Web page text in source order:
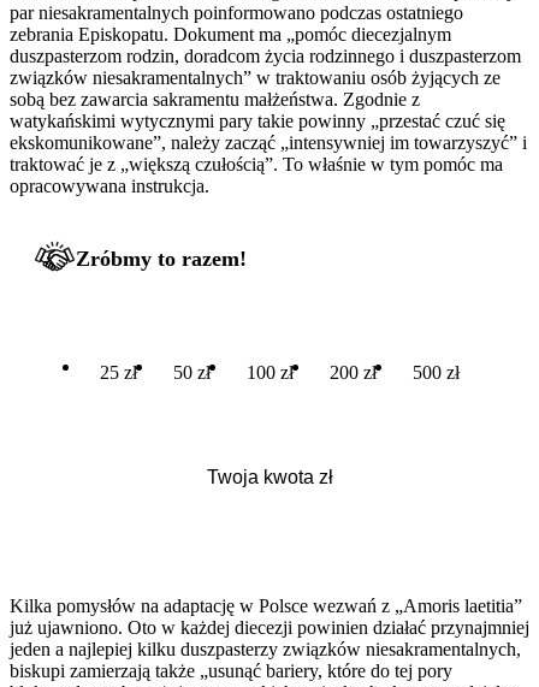
par niesakramentalnych poinformowano podczas ostatniego
zebrania Episkopatu. Dokument ma „pomóc diecezjalnym
duszpasterzom rodzin, doradcom życia rodzinnego i duszpasterzom
związków niesakramentalnych” w traktowaniu osób żyjących ze
sobą bez zawarcia sakramentu małżeństwa. Zgodnie z
watykańskimi wytycznymi pary takie powinny „przestać czuć się
ekskomunikowane”, należy zacząć „intensywniej im towarzyszyć” i
traktować je z „większą czułością”. To właśnie w tym pomóc ma
opracowywana instrukcja.
Zróbmy to razem!
25 zł 50 zł 100 zł 200 zł 500 zł
Kilka pomysłów na adaptację w Polsce wezwań z „Amoris laetitia”
już ujawniono. Oto w każdej diecezji powinien działać przynajmniej
jeden a najlepiej kilku duszpasterzy związków niesakramentalnych,
biskupi zamierzają także „usunąć bariery, które do tej pory